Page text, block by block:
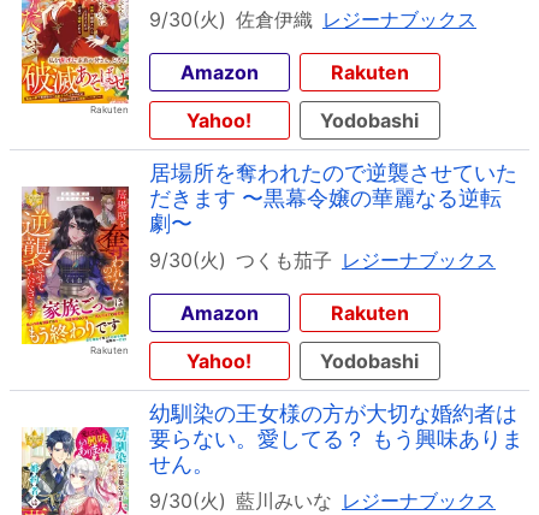
9/30(火) 佐倉伊織 レジーナブックス
Amazon
Rakuten
Yahoo!
Yodobashi
居場所を奪われたので逆襲させていた
だきます 〜黒幕令嬢の華麗なる逆転
劇〜
9/30(火) つくも茄子 レジーナブックス
Amazon
Rakuten
Yahoo!
Yodobashi
幼馴染の王女様の方が大切な婚約者は
要らない。愛してる？ もう興味ありま
せん。
9/30(火) 藍川みいな レジーナブックス